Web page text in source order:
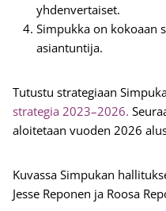
yhdenvertaiset.
Simpukka on kokoaan
asiantuntija.
Tutustu strategiaan
strategia 2023–2026.
aloitetaan vuoden 2026
Kuvassa Simpukan
Jesse Reponen ja Roosa